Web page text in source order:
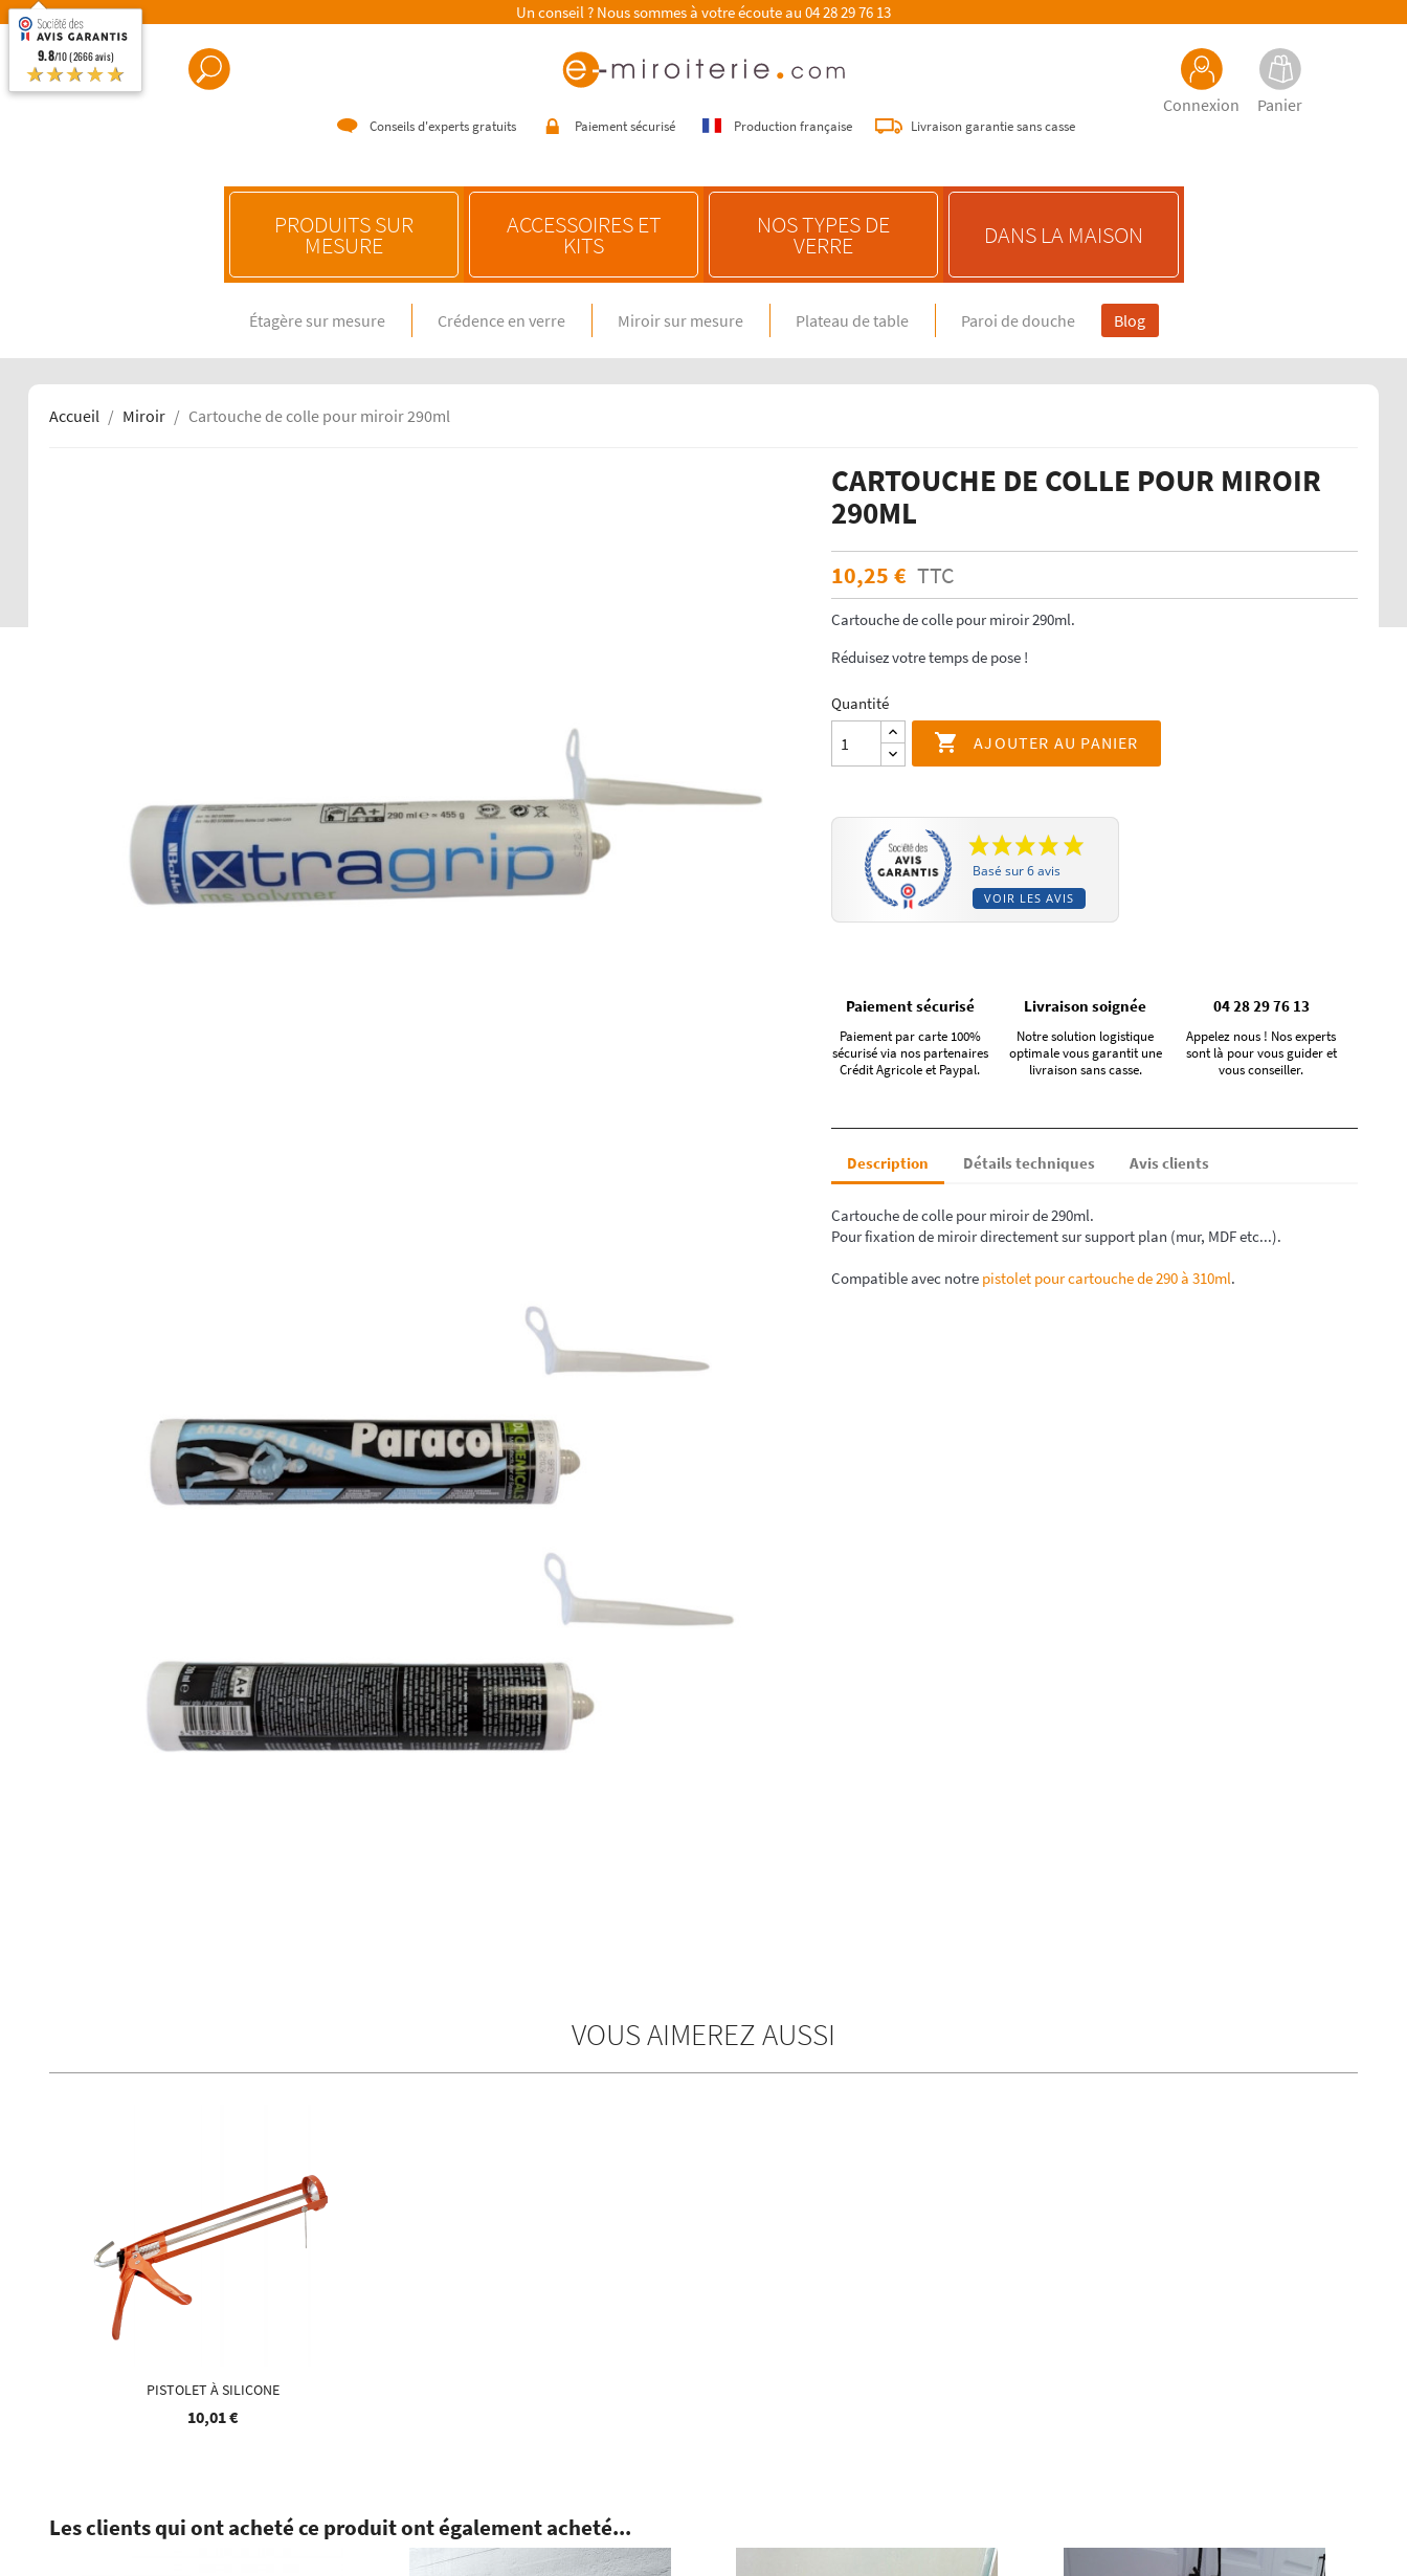
Un conseil ? Nous sommes à votre écoute au 04 28 29 76 13
Connexion Panier
Conseils d'experts gratuits Paiement sécurisé Production française Livraison garantie sans casse
PRODUITS SUR
MESURE
CRÉDENCE SUR MESURE
Crédence en verre spécial feux gaz
Crédence miroir sur mesure
Crédence en verre sur mesure
NOS CONSEILS
Choisir une crédence de cuisine
Entretenir une crédence de cuisine
Echantillons de verre dépoli emaillé et
Echantillons de verre emaillé et trempé
Echantillons de verres dépolis laqués
Echantillons de verres laqués
ACCESSOIRES ET
KITS
NOS TYPES DE
VERRE DANS LA MAISON
Étagère sur mesure Crédence en verre Miroir sur mesure Plateau de table Paroi de douche Blog
Accueil Miroir Cartouche de colle pour miroir 290ml
CARTOUCHE DE COLLE POUR MIROIR
290ML
10,25 € TTC
Cartouche de colle pour miroir 290ml.
Réduisez votre temps de pose !
Quantité
 AJOUTER AU PANIER
Basé sur 6 avis
VOIR LES AVIS
Paiement sécurisé
Paiement par carte 100%
sécurisé via nos partenaires
Crédit Agricole et Paypal.
Livraison soignée
Notre solution logistique
optimale vous garantit une
livraison sans casse.
04 28 29 76 13
Appelez nous ! Nos experts
sont là pour vous guider et
vous conseiller.
Description Détails techniques Avis clients
Cartouche de colle pour miroir de 290ml.
Pour fixation de miroir directement sur support plan (mur, MDF etc...).
Compatible avec notre pistolet pour cartouche de 290 à 310ml.
VOUS AIMEREZ AUSSI
PISTOLET À SILICONE
10,01 €
Les clients qui ont acheté ce produit ont également acheté...
9.8/10 (2666 avis)
★★★★★